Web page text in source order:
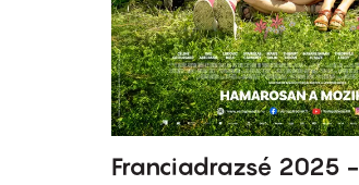
Franciadrazsé 2025 -